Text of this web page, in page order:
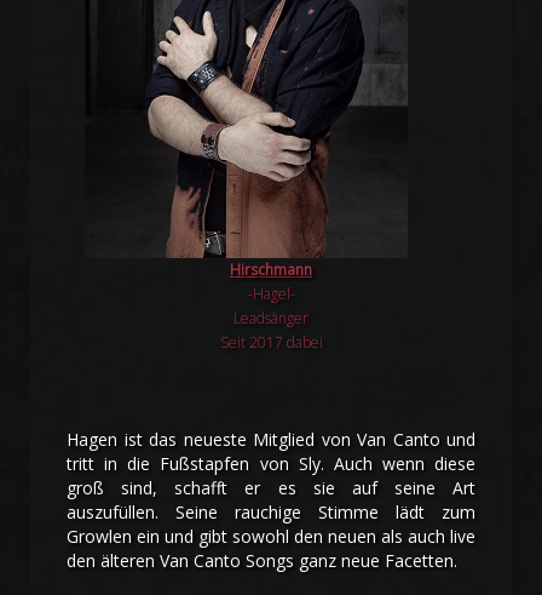
Hirschmann
-Hagel-
Leadsänger
Seit 2017 dabei
Hagen ist das neueste Mitglied von Van Canto und
tritt in die Fußstapfen von Sly. Auch wenn diese
groß sind, schafft er es sie auf seine Art
auszufüllen. Seine rauchige Stimme lädt zum
Growlen ein und gibt sowohl den neuen als auch live
den älteren Van Canto Songs ganz neue Facetten.